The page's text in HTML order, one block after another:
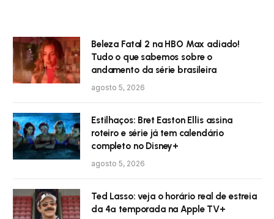
Beleza Fatal 2 na HBO Max adiado!
Tudo o que sabemos sobre o
andamento da série brasileira
agosto 5, 2026
Estilhaços: Bret Easton Ellis assina
roteiro e série já tem calendário
completo no Disney+
agosto 5, 2026
Ted Lasso: veja o horário real de estreia
da 4ª temporada na Apple TV+